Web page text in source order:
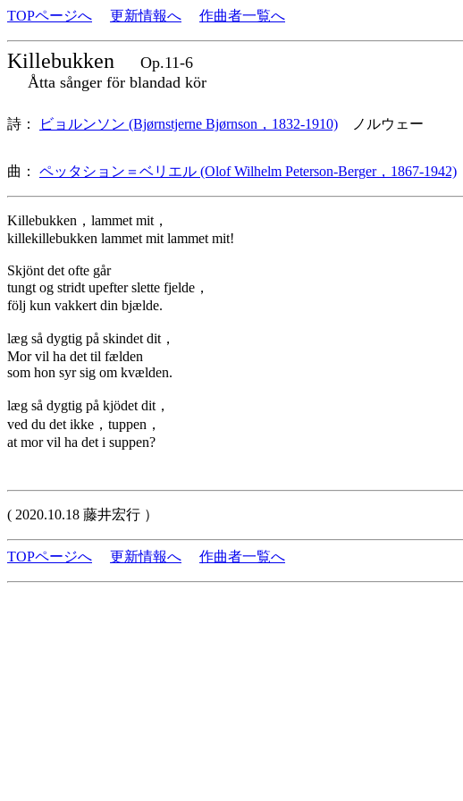
TOPページへ 更新情報へ 作曲者一覧へ
Killebukken
Op.11-6
Åtta sånger för blandad kör
詩： ビョルンソン (Bjørnstjerne Bjørnson，1832-1910) ノルウェー
曲： ペッタション＝ベリエル (Olof Wilhelm Peterson-Berger，1867-1942)
Killebukken，lammet mit，
killekillebukken lammet mit lammet mit!
Skjönt det ofte går
tungt og stridt upefter slette fjelde，
följ kun vakkert din bjælde.
læg så dygtig på skindet dit，
Mor vil ha det til fælden
som hon syr sig om kvælden.
læg så dygtig på kjödet dit，
ved du det ikke，tuppen，
at mor vil ha det i suppen?
( 2020.10.18 藤井宏行 ）
TOPページへ 更新情報へ 作曲者一覧へ